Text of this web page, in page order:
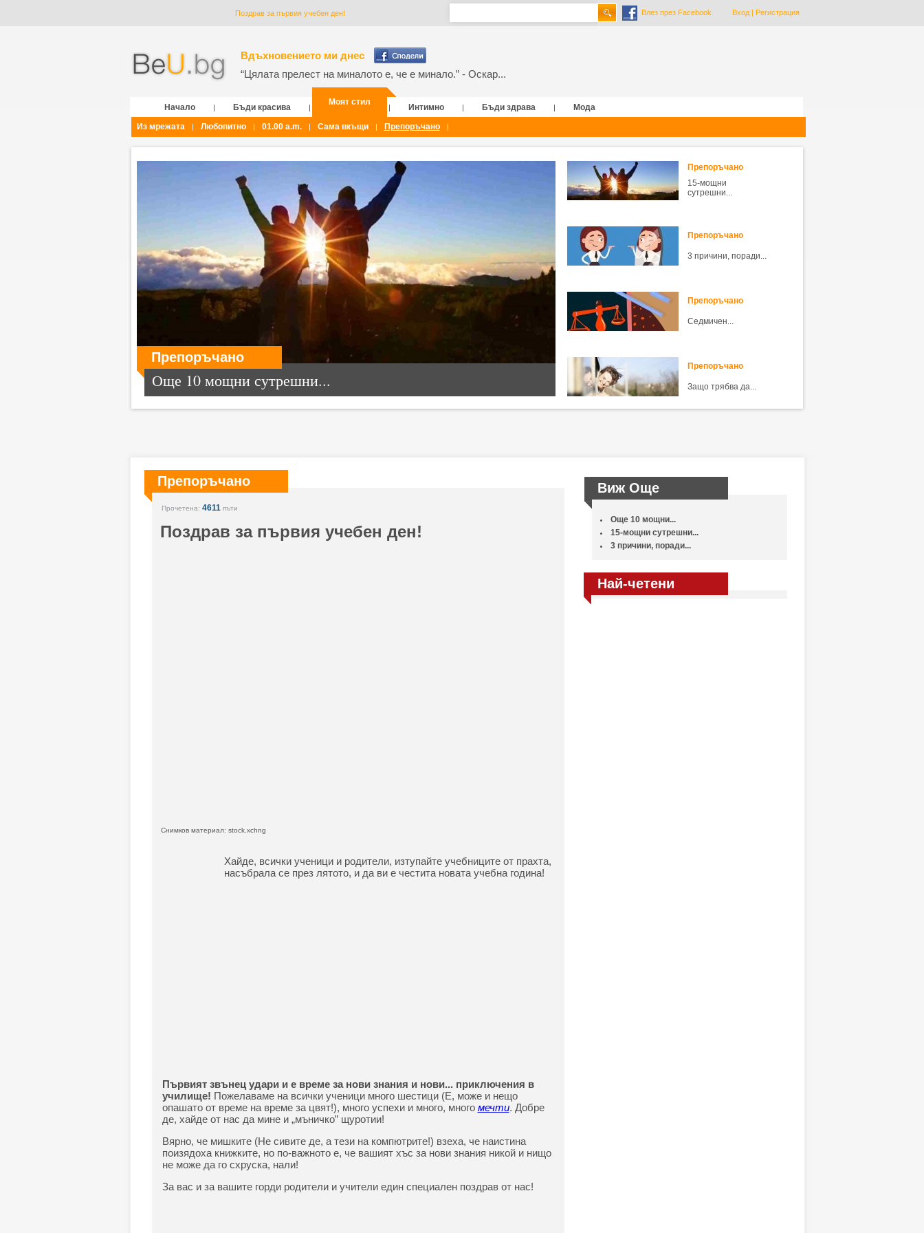
Поздрав за първия учебен ден! Влез през Facebook Вход| Регистрация
Вдъхновението ми днес
“Цялата прелест на миналото е, че е минало.” - Оскар...
Начало | Бъди красива |
Моят стил
| Интимно | Бъди здрава |
Мода
Из мрежата
| Любопитно | 01.00 a.m. | Сама вкъщи | Препоръчано |
Препоръчано
Още 10 мощни сутрешни...
Препоръчано
15-мощни
сутрешни...
Препоръчано
3 причини, поради...
Препоръчано
Седмичен...
Препоръчано
Защо трябва да...
Препоръчано
Прочетена: 4611 пъти
Поздрав за първия учебен ден!
Снимков материал: stock.xchng
Хайде, всички ученици и родители, изтупайте учебниците от прахта,
насъбрала се през лятото, и да ви е честита новата учебна година!
Първият звънец удари и е време за нови знания и нови... приключения в
училище! Пожелаваме на всички ученици много шестици (Е, може и нещо
опашато от време на време за цвят!), много успехи и много, много мечти. Добре
де, хайде от нас да мине и „мъничко” щуротии!
Вярно, че мишките (Не сивите де, а тези на компютрите!) взеха, че наистина
поизядоха книжките, но по-важното е, че вашият хъс за нови знания никой и нищо
не може да го схруска, нали!
За вас и за вашите горди родители и учители един специален поздрав от нас!
Виж Още
Още 10 мощни...
15-мощни сутрешни...
3 причини, поради...
Най-четени